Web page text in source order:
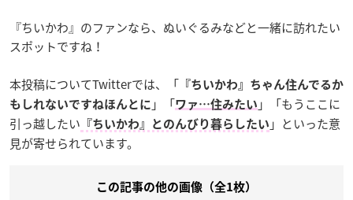
『ちいかわ』のファンなら、ぬいぐるみなどと一緒に訪れたい
スポットですね！
本投稿についてTwitterでは、「 『ちいかわ』ちゃん住んでるか
もしれないですねほんとに 」「ワァ…住みたい 」「もうここに
引っ越したい 『ちいかわ』とのんびり暮らしたい 」といった意
見が寄せられています。
この記事の他の画像（全1枚）